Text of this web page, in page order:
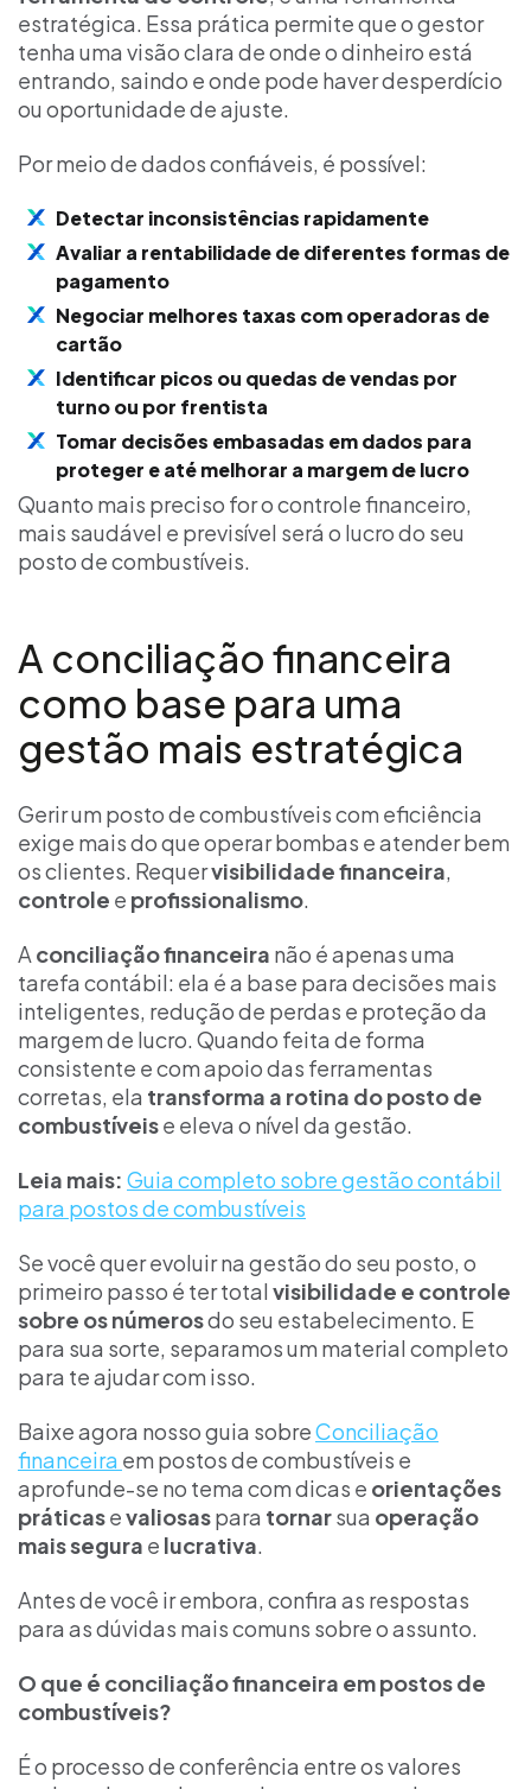
estratégica. Essa prática permite que o gestor
tenha uma visão clara de onde o dinheiro está
entrando, saindo e onde pode haver desperdício
ou oportunidade de ajuste.
Por meio de dados confiáveis, é possível:
Detectar inconsistências rapidamente
Avaliar a rentabilidade de diferentes formas de
pagamento
Negociar melhores taxas com operadoras de
cartão
Identificar picos ou quedas de vendas por
turno ou por frentista
Tomar decisões embasadas em dados para
proteger e até melhorar a margem de lucro
Quanto mais preciso for o controle financeiro,
mais saudável e previsível será o lucro do seu
posto de combustíveis.
A conciliação financeira
como base para uma
gestão mais estratégica
Gerir um posto de combustíveis com eficiência
exige mais do que operar bombas e atender bem
os clientes. Requervisibilidade financeira,
controle e profissionalismo.
A conciliação financeira não é apenas uma
tarefa contábil: ela é a base para decisões mais
inteligentes, redução de perdas e proteção da
margem de lucro. Quando feita de forma
consistente e com apoio das ferramentas
corretas, ela transforma a rotina do posto de
combustíveise eleva o nível da gestão.
Leia mais: Guia completo sobre gestão contábil
para postos de combustíveis
Se você quer evoluir na gestão do seu posto, o
primeiro passo é ter total visibilidade e controle
sobre os númerosdo seu estabelecimento. E
para sua sorte, separamos um material completo
para te ajudar com isso.
Baixe agora nosso guia sobreConciliação
financeira em postos de combustíveis e
aprofunde-se no tema com dicas e orientações
práticasevaliosaspara tornarsua operação
mais segura e lucrativa.
Antes de você ir embora, confira as respostas
para as dúvidas mais comuns sobre o assunto.
O que é conciliação financeira em postos de
combustíveis?
É o processo de conferência entre os valores